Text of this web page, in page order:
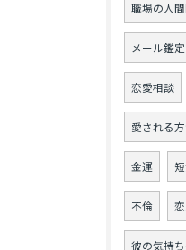
職場の人
メール鑑定
恋愛相談
愛される
金運
不倫
彼の気持